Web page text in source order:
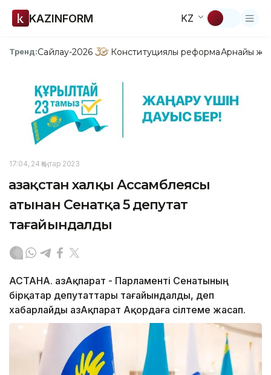
KAZINFORM KZ
Тренд:Сайлау-2026 Конституциялық реформаАрнайы
17:04, 24 Қаңтар 2023
Қазақстан халқы Ассамблеясы
атынан Сенатқа 5 депутат
тағайындалды
АСТАНА. ҚазАқпарат - Парламенті Сенатының
бірқатар депутаттары тағайындалды, деп
хабарлайды ҚазАқпарат Ақордаға сілтеме жасап.